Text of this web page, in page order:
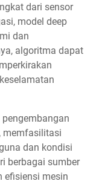
dari sensor
model deep
dan
algoritma dapat
memfasilitasi
dan kondisi
berbagai sumber
efisiensi mesin